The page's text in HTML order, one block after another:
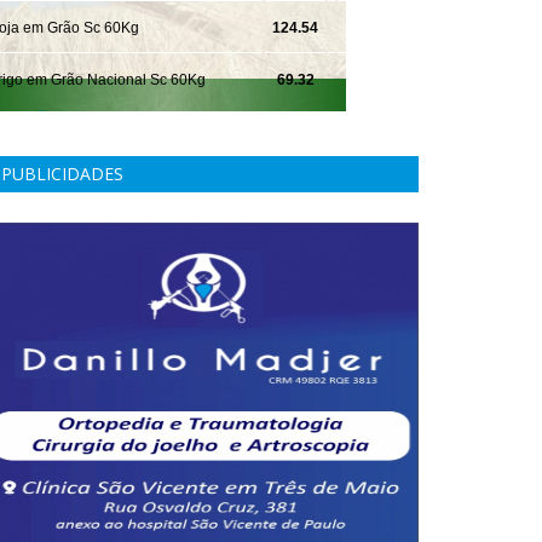
PUBLICIDADES